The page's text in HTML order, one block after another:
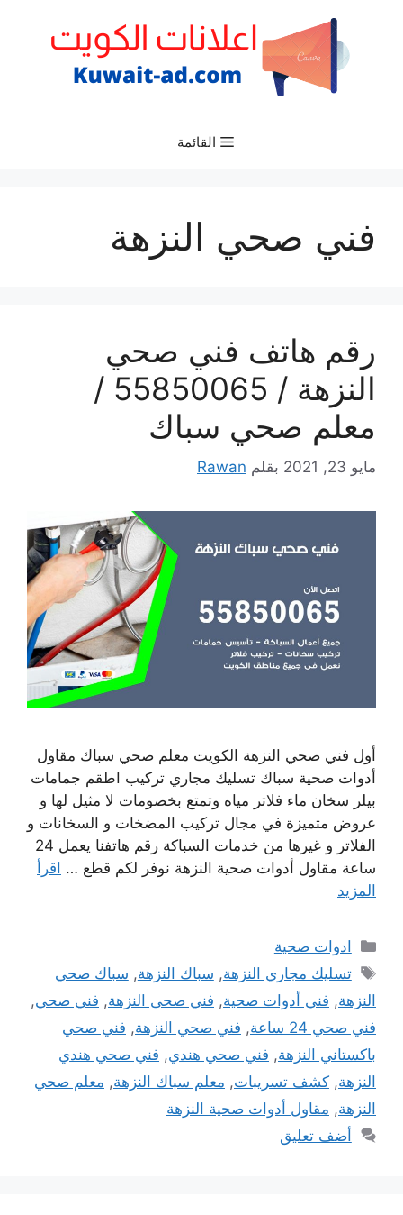
القائمة
فني صحي النزهة
رقم هاتف فني صحي
النزهة / 55850065 /
معلم صحي سباك
مايو 23, 2021 بقلم Rawan
أول فني صحي النزهة الكويت معلم صحي سباك مقاول
أدوات صحية سباك تسليك مجاري تركيب اطقم جمامات
بيلر سخان ماء فلاتر مياه وتمتع بخصومات لا مثيل لها و
عروض متميزة في مجال تركيب المضخات و السخانات و
الفلاتر و غيرها من خدمات السباكة رقم هاتفنا يعمل 24
ساعة مقاول أدوات صحية النزهة نوفر لكم قطع … اقرأ
المزيد
التصنيفات
ادوات صحية
الوسوم
تسليك مجاري النزهة, سباك النزهة, سباك صحي
النزهة, فني أدوات صحية, فني صحى النزهة, فني صحي,
فني صحي 24 ساعة
, فني صحي النزهة, فني صحي
باكستاني النزهة, فني صحي هندي, فني صحي هندي
النزهة, كشف تسريبات, معلم سباك النزهة, معلم صحي
النزهة, مقاول أدوات صحية النزهة
أضف تعليق